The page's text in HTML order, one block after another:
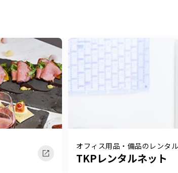
オフィス用品・備品のレンタル
TKPレンタルネット